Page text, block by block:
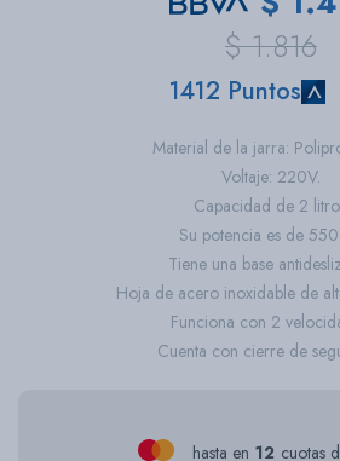
$ 1.816
1412 Puntos
Material de la jarra:
Voltaje: 220V.
Capacidad de 2
Su potencia es de
Tiene una base
Hoja de acero inoxidable de
Funciona con 2
Cuenta con cierre de
hasta en 12 cuotas